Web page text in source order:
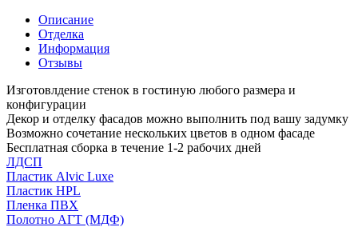
Описание
Отделка
Информация
Отзывы
Изготовлдение стенок в гостиную любого размера и
конфигурации
Декор и отделку фасадов можно выполнить под вашу задумку
Возможно сочетание нескольких цветов в одном фасаде
Бесплатная сборка в течение 1-2 рабочих дней
ЛДСП
Пластик Alvic Luxe
Пластик HPL
Пленка ПВХ
Полотно АГТ (МДФ)